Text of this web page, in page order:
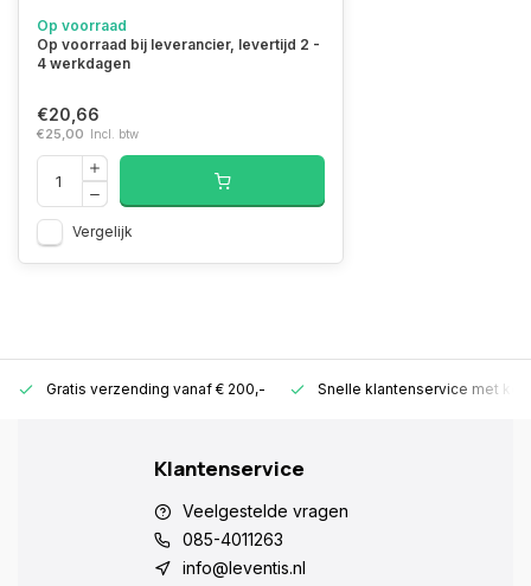
Op voorraad
Op voorraad bij leverancier, levertijd 2 -
4 werkdagen
€20,66
€25,00 Incl. btw
Vergelijk
Gratis verzending vanaf € 200,- Snelle klantenservice met
Klantenservice
Veelgestelde vragen
085-4011263
info@leventis.nl